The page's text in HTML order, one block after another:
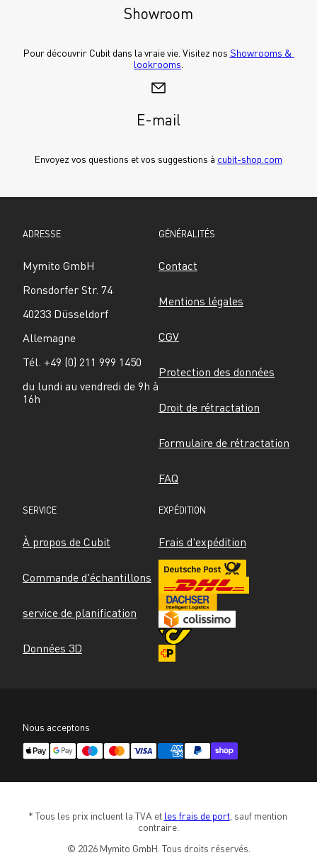
Showroom
Pour découvrir Cubit dans la vraie vie. Visitez nos Showrooms &
lookrooms
E-mail
Envoyez vos questions et vos suggestions à cubit-shop.com
ADRESSE
Mymito GmbH
Ronsdorfer Str. 74
40233 Düsseldorf
Allemagne
Tél. +49 (0) 211 999 1450
du lundi au vendredi de 9h à
16h
GÉNÉRALITÉS
Contact
Mentions légales
CGV
Protection des données
Droit de rétractation
Formulaire de rétractation
FAQ
SERVICE
À propos de Cubit
Commande d'échantillons
service de planification
Données 3D
EXPÉDITION
Frais d'expédition
Nous acceptons
* Tous les prix incluent la TVA et les frais de port, sauf mention
contraire.
© 2026 Mymito GmbH. Tous droits réservés.